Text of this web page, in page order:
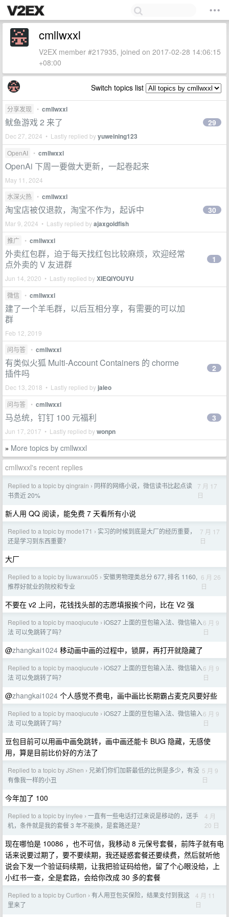
cmllwxxl
V2EX member #217935, joined on 2017-02-28 14:06:15
+08:00
Switch topics list
分享发现 • cmllwxxl
鱿鱼游戏 2 来了
Dec 27, 2024 • Lastly replied byyuweining123
29
OpenAI • cmllwxxl
OpenAi 下周一要做大更新，一起卷起来
May 11, 2024
水深火热
• cmllwxxl
淘宝店被仅退款，淘宝不作为，起诉中
Mar 9, 2024 • Lastly replied byajaxgoldfish
30
推广 • cmllwxxl
外卖红包群，迫于每天找红包比较麻烦，欢迎经常
点外卖的 V 友进群
Jun 14, 2020 • Lastly replied byXIEQIYOUYU
1
微信 • cmllwxxl
建了一个羊毛群，以后互相分享，有需要的可以加
群
Feb 12, 2019
问与答
• cmllwxxl
有类似火狐 Multi-Account Containers 的 chorme
插件吗
Dec 13, 2018 • Lastly replied by jaleo
2
问与答 • cmllwxxl
马总统，钉钉 100 元福利
Jun 17, 2017 • Lastly replied bywonpn
3
» More topics by cmllwxxl
cmllwxxl's recent replies
Replied to a topic by qingrain › 同样的网络小说，微信读书比起点读
书贵近 20%
7 月 17
日
新人用 QQ 阅读，能免费 7 天看所有小说
Replied to a topic by mode171 › 实习的时候到底是大厂的经历重要，
还是学习到东西重要？
7 月 17
日
大厂
Replied to a topic by liuwanxu05 › 安徽男物理类总分 677, 排名 1160,
推荐好就业的院校和专业
6 月 26
日
不要在 v2 上问，花钱找头部的志愿填报挨个问，比在 V2 强
Replied to a topic by maoqiucute › iOS27 上面的豆包输入法、微信输入
法 可以免跳转了吗？
6 月 9
日
@zhangkai1024 移动画中画的过程中，锁屏，再打开就隐藏了
Replied to a topic by maoqiucute › iOS27 上面的豆包输入法、微信输入
法 可以免跳转了吗？
6 月 9
日
@zhangkai1024 个人感觉不费电，画中画比长期霸占麦克风要好些
Replied to a topic by maoqiucute › iOS27 上面的豆包输入法、微信输入
法 可以免跳转了吗？
6 月 9
日
豆包目前可以用画中画免跳转，画中画还能卡 BUG 隐藏，无感使
用，算是目前比价好的方法了
Replied to a topic by JShen › 兄弟们你们加薪最低的比例是多少，有没
有像我一样的小丑
5 月 9
日
今年加了 100
Replied to a topic by inyfee › 一直有一些电话打过来说是移动的，送手
机，条件就是我的套餐 3 年不能换，是套路还是？
4 月
20 日
现在哪怕是 10086 ，也不可信，我移动 8 元保号套餐，前阵子就有电
话来说要过期了，要不要续期，我还疑惑套餐还要续费，然后就听他
说会下发一个验证码续期，让我把验证码给他，留了个心眼没给，上
小红书一查，全是套路，会给你改成 30 多的套餐
Replied to a topic by Curtion › 有人用豆包买保险，结果支付到我这
里来了
4 月 11
日